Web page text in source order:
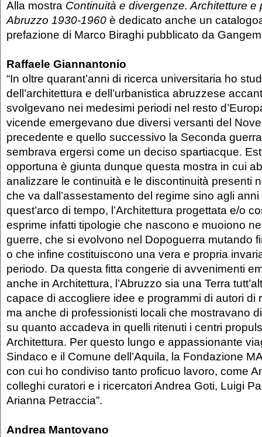
Alla mostra Continuità e divergenze. Architetture e
Abruzzo 1930-1960 è dedicato anche un
prefazione di Marco Biraghi pubblicato da
Raffaele Giannantonio
“In oltre quarant’anni di ricerca universitaria ho
dell’architettura e dell’urbanistica abruzzese
svolgevano nei medesimi periodi nel resto
vicende emergevano due diversi versanti del
precedente e quello successivo la Seconda
sembrava ergersi come un deciso spartiacque.
opportuna è giunta dunque questa mostra in cui
analizzare le continuità e le discontinuità presenti
che va dall’assestamento del regime sino agli
quest’arco di tempo, l’Architettura progettata e/o
esprime infatti tipologie che nascono e muoiono
guerre, che si evolvono nel Dopoguerra mutando
o che infine costituiscono una vera e propria
periodo. Da questa fitta congerie di avvenimenti
anche in Architettura, l’Abruzzo sia una Terra
capace di accogliere idee e programmi di autori di
ma anche di professionisti locali che mostravano
su quanto accadeva in quelli ritenuti i centri
Architettura. Per questo lungo e appassionante
Sindaco e il Comune dell’Aquila, la Fondazione
con cui ho condiviso tanto proficuo lavoro, come
colleghi curatori e i ricercatori Andrea Goti, Luigi
Arianna Petraccia”.
Andrea Mantovano